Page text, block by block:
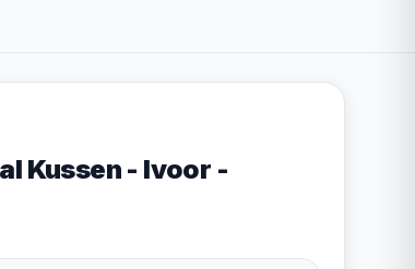
Kussen - Ivoor -